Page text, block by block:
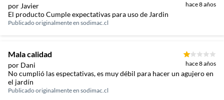
por Javier hace 8 años
El producto Cumple expectativas para uso de Jardin
Publicado originalmente en sodimac.cl
Mala calidad
por Dani hace 8 años
No cumplió las espectativas, es muy débil para hacer un agujero en
el jardín
Publicado originalmente en sodimac.cl